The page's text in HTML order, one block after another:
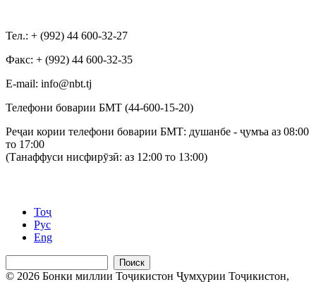
Тел.: + (992) 44 600-32-27
Факс: + (992) 44 600-32-35
Е-mail: info@nbt.tj
Телефони боварии БМТ (44-600-15-20)
Реҷаи кории телефони боварии БМТ: душанбе - ҷумъа аз 08:00
то 17:00
(Танаффуси нисфирӯзӣ: аз 12:00 то 13:00)
Тоҷ
Рус
Eng
Поиск
© 2026 Бонки миллии Тоҷикистон Ҷумҳурии Тоҷикистон,